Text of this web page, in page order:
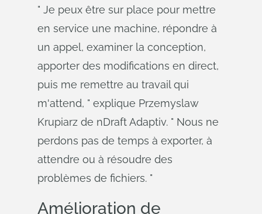
" Je peux être sur place pour mettre
en service une machine, répondre à
un appel, examiner la conception,
apporter des modifications en direct,
puis me remettre au travail qui
m'attend, " explique Przemyslaw
Krupiarz de nDraft Adaptiv. " Nous ne
perdons pas de temps à exporter, à
attendre ou à résoudre des
problèmes de fichiers. "
Amélioration de